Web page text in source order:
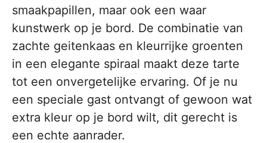
smaakpapillen, maar ook een waar
kunstwerk op je bord. De combinatie van
zachte geitenkaas en kleurrijke groenten
in een elegante spiraal maakt deze tarte
tot een onvergetelijke ervaring. Of je nu
een speciale gast ontvangt of gewoon wat
extra kleur op je bord wilt, dit gerecht is
een echte aanrader.